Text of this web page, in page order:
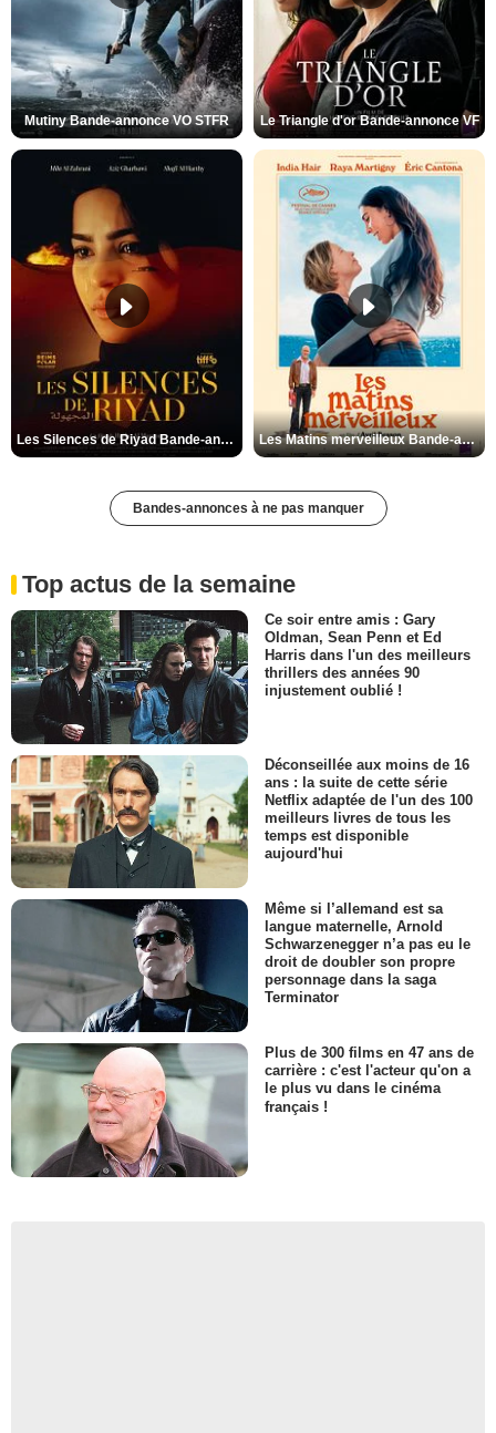
Mutiny Bande-annonce VO STFR Le Triangle d'or Bande-annonce VF
Les Silences de Riyad Bande-annonce VO STFR Les Matins merveilleux Bande-annonce VF
Bandes-annonces à ne pas manquer
Top actus de la semaine
Ce soir entre amis : Gary
Oldman, Sean Penn et Ed
Harris dans l'un des meilleurs
thrillers des années 90
injustement oublié !
Déconseillée aux moins de 16
ans : la suite de cette série
Netflix adaptée de l'un des 100
meilleurs livres de tous les
temps est disponible
aujourd'hui
Même si l’allemand est sa
langue maternelle, Arnold
Schwarzenegger n’a pas eu le
droit de doubler son propre
personnage dans la saga
Terminator
Plus de 300 films en 47 ans de
carrière : c'est l'acteur qu'on a
le plus vu dans le cinéma
français !